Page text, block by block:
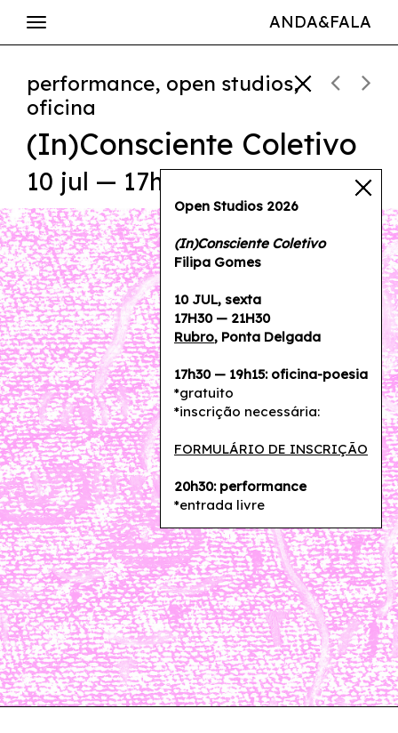
ANDA&FALA
performance, open studios,
oficina
(In)Consciente Coletivo
10 jul — 17h30—21h30
Open Studios 2026
(In)Consciente Coletivo
Filipa Gomes
10 JUL, sexta
17H30 — 21H30
Rubro, Ponta Delgada
17h30 — 19h15: oficina-poesia
*gratuito
*inscrição necessária:
FORMULÁRIO DE INSCRIÇÃO
20h30: performance
*entrada livre